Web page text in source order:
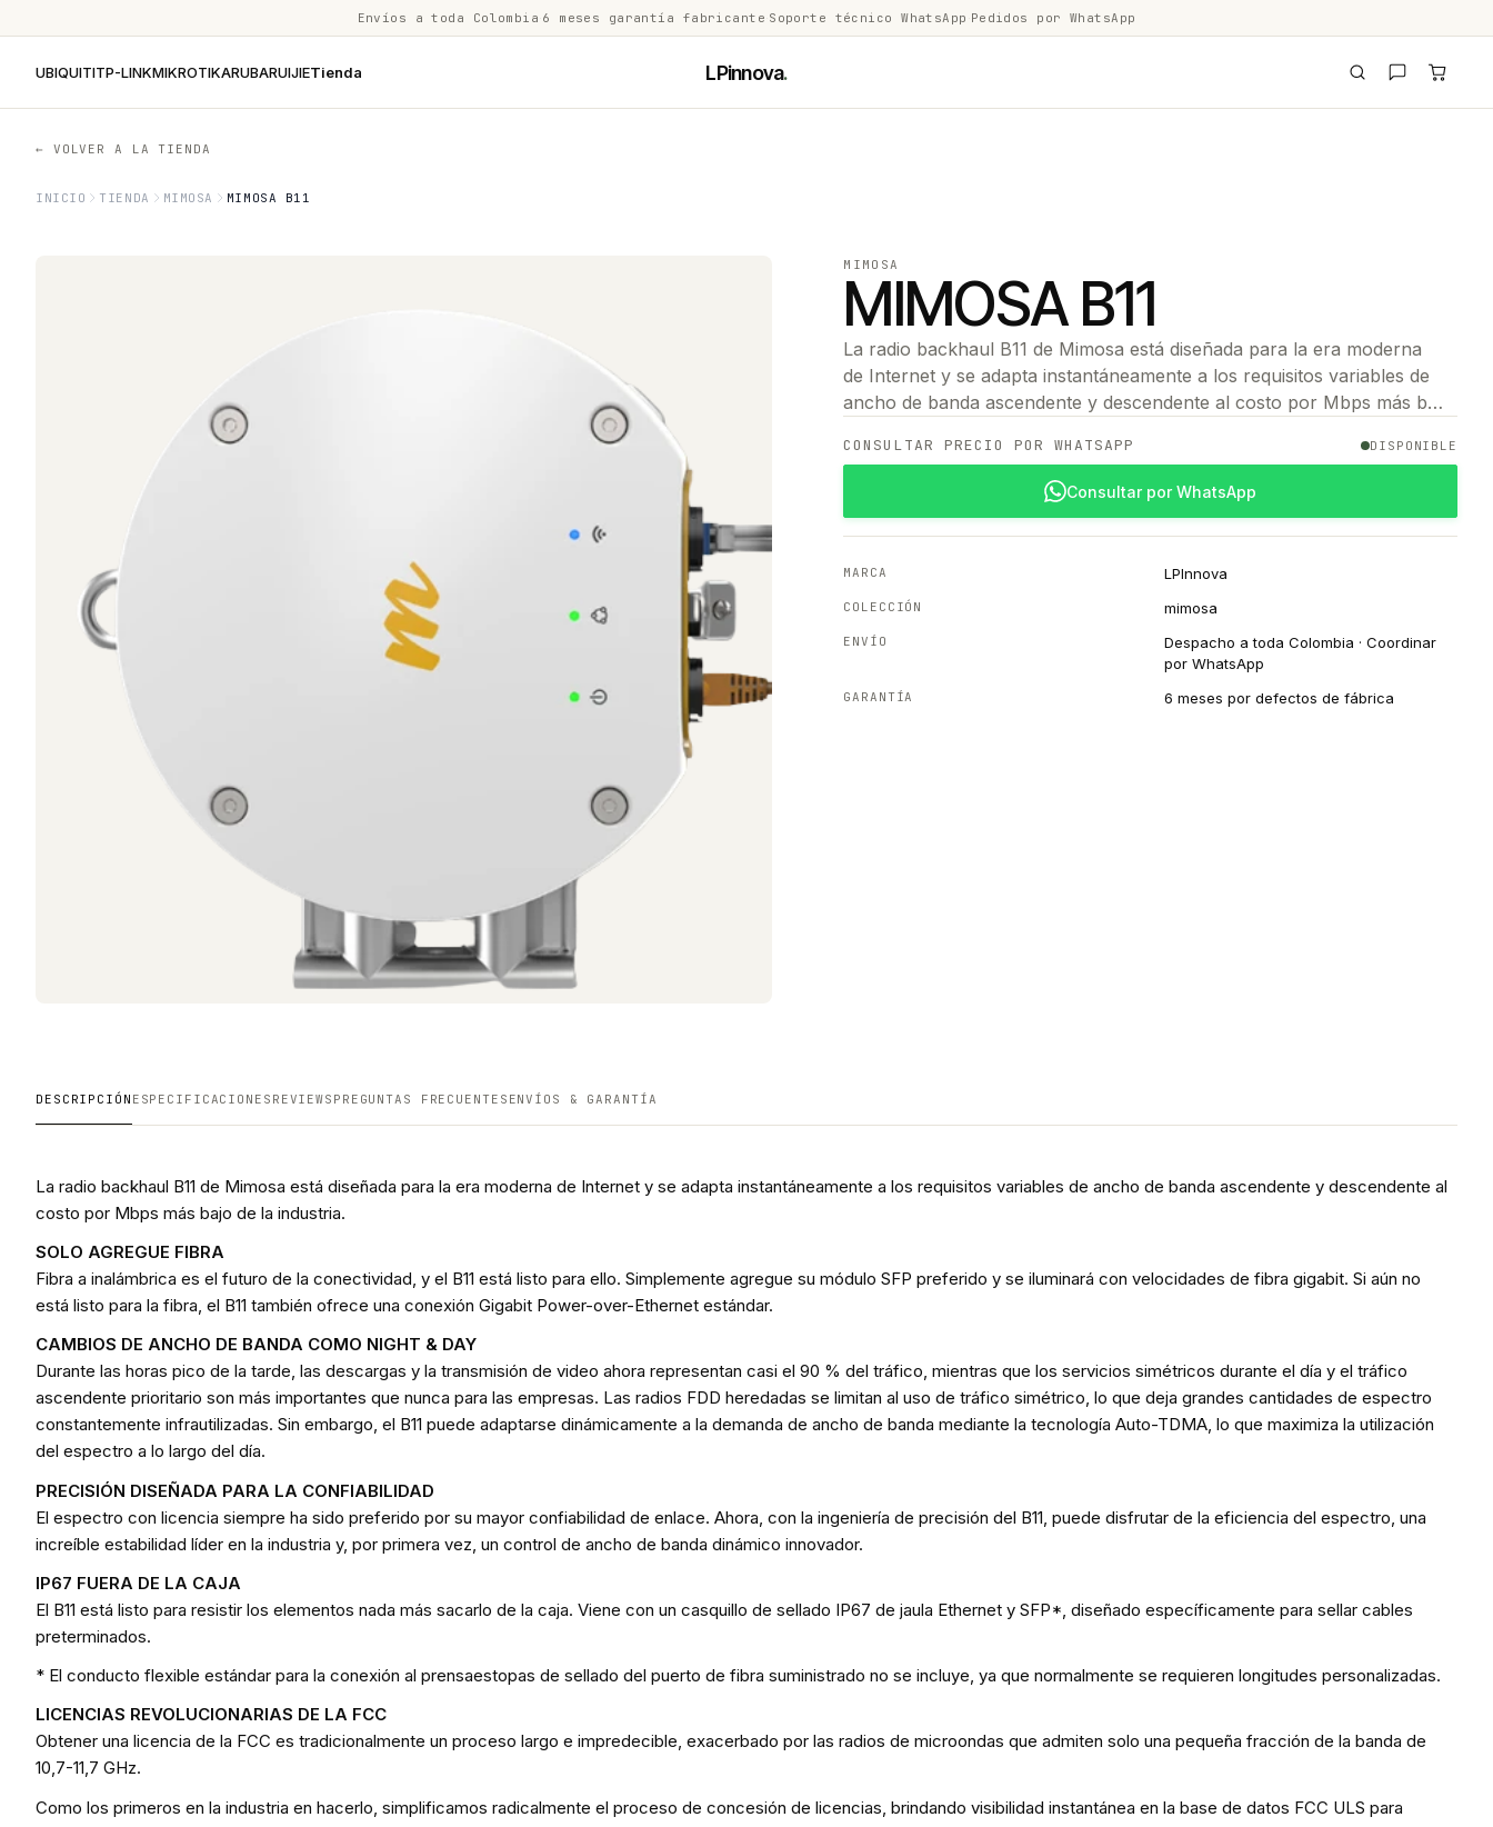
Envíos a toda Colombia 6 meses garantía fabricante Soporte técnico WhatsApp Pedidos por WhatsApp
UBIQUITITP-LINKMIKROTIKARUBARUIJIETienda LPinnova.
← VOLVER A LA TIENDA
INICIO TIENDA MIMOSA MIMOSA B11
MIMOSA
MIMOSA B11
La radio backhaul B11 de Mimosa está diseñada para la era moderna
de Internet y se adapta instantáneamente a los requisitos variables de
ancho de banda ascendente y descendente al costo por Mbps más b…
CONSULTAR PRECIO POR WHATSAPP DISPONIBLE
Consultar por WhatsApp
MARCA LPInnova
COLECCIÓN mimosa
ENVÍO
Despacho a toda Colombia · Coordinar
por WhatsApp
GARANTÍA 6 meses por defectos de fábrica
DESCRIPCIÓN ESPECIFICACIONES REVIEWS PREGUNTAS FRECUENTES ENVÍOS & GARANTÍA
La radio backhaul B11 de Mimosa está diseñada para la era moderna de Internet y se adapta instantáneamente a los requisitos variables de ancho de banda ascendente y descendente al
costo por Mbps más bajo de la industria.
SOLO AGREGUE FIBRA
Fibra a inalámbrica es el futuro de la conectividad, y el B11 está listo para ello. Simplemente agregue su módulo SFP preferido y se iluminará con velocidades de fibra gigabit. Si aún no
está listo para la fibra, el B11 también ofrece una conexión Gigabit Power-over-Ethernet estándar.
CAMBIOS DE ANCHO DE BANDA COMO NIGHT & DAY
Durante las horas pico de la tarde, las descargas y la transmisión de video ahora representan casi el 90 % del tráfico, mientras que los servicios simétricos durante el día y el tráfico
ascendente prioritario son más importantes que nunca para las empresas. Las radios FDD heredadas se limitan al uso de tráfico simétrico, lo que deja grandes cantidades de espectro
constantemente infrautilizadas. Sin embargo, el B11 puede adaptarse dinámicamente a la demanda de ancho de banda mediante la tecnología Auto-TDMA, lo que maximiza la utilización
del espectro a lo largo del día.
PRECISIÓN DISEÑADA PARA LA CONFIABILIDAD
El espectro con licencia siempre ha sido preferido por su mayor confiabilidad de enlace. Ahora, con la ingeniería de precisión del B11, puede disfrutar de la eficiencia del espectro, una
increíble estabilidad líder en la industria y, por primera vez, un control de ancho de banda dinámico innovador.
IP67 FUERA DE LA CAJA
El B11 está listo para resistir los elementos nada más sacarlo de la caja. Viene con un casquillo de sellado IP67 de jaula Ethernet y SFP*, diseñado específicamente para sellar cables
preterminados.
* El conducto flexible estándar para la conexión al prensaestopas de sellado del puerto de fibra suministrado no se incluye, ya que normalmente se requieren longitudes personalizadas.
LICENCIAS REVOLUCIONARIAS DE LA FCC
Obtener una licencia de la FCC es tradicionalmente un proceso largo e impredecible, exacerbado por las radios de microondas que admiten solo una pequeña fracción de la banda de
10,7-11,7 GHz.
Como los primeros en la industria en hacerlo, simplificamos radicalmente el proceso de concesión de licencias, brindando visibilidad instantánea en la base de datos FCC ULS para